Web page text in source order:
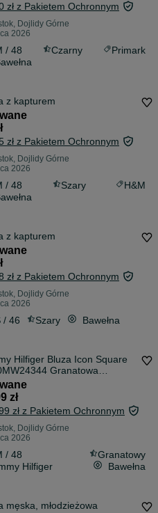
zł z Pakietem Ochronnym
Dojlidy Górne
2026
/ 48 Czarny
Primark
z kapturem
zł z Pakietem Ochronnym
Dojlidy Górne
2026
/ 48 Szary
H&M
z kapturem
zł z Pakietem Ochronnym
Dojlidy Górne
2026
/ 46 Szary Bawełna
Hilfiger Bluza Icon Square
Granatowa
zł
zł z Pakietem Ochronnym
Dojlidy Górne
2026
/ 48
Granatowy
Hilfiger
Bawełna
męska, młodzieżowa